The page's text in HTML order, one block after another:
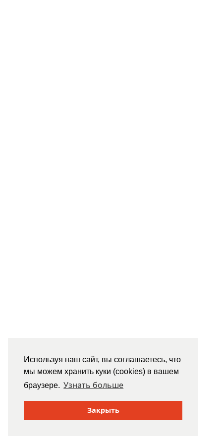
Используя наш сайт, вы соглашаетесь, что
мы можем хранить куки (cookies) в вашем
браузере. Узнать больше
Закрыть